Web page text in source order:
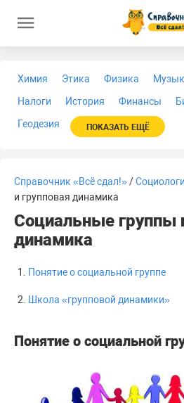
Химия Этика Физика
Налоги
История Финансы
Геодезия
ПОКАЗАТЬ ЕЩЁ
Справочник «Всё сдал!»/
и групповая динамика
Социальные группы
динамика
Понятие о социальной группе
Школа «групповой динамики»
Понятие о социальной